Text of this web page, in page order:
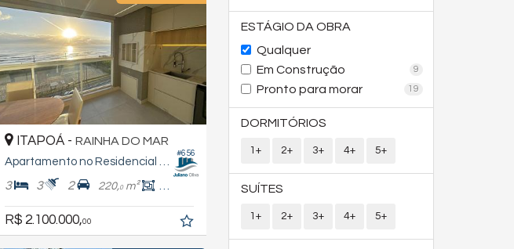
ESTÁGIO DA OBRA
Qualquer
Em Construção
9
Pronto para morar 19
DORMITÓRIOS
1+ 2+ 3+ 4+ 5+
SUÍTES
1+ 2+ 3+ 4+ 5+
#656
ITAPOÁ - RAINHA DO MAR
3 3 2 220,0m² 137,
R$ 2.100.000,00